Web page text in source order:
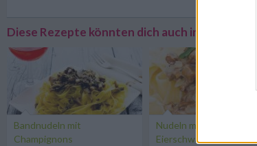
Diese Rezepte könnten dich auch interessieren
Bandnudeln mit
Champignons
Nudeln mit
Eierschwammerln